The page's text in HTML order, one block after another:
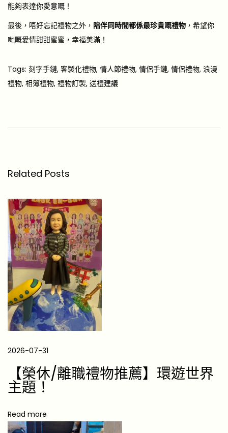
能夠表達你愛意嘅！
最後，唔好忘記禮物之外， 陪伴同時間都係最珍貴嘅禮物 ，希望你
哋嘅愛情甜甜蜜蜜，幸福美滿！
Tags: 刻字手鏈, 客製化禮物, 情人節禮物, 情侶手鏈, 情侶禮物, 浪漫
禮物, 相簿禮物, 禮物訂製, 送禮建議
實
T
o
p
1
2
生
活
神
器
冧
女
[
2
0
2
Related Posts
2026-07-31
【榮休/離職禮物推薦】環遊世界
主題！
Read more